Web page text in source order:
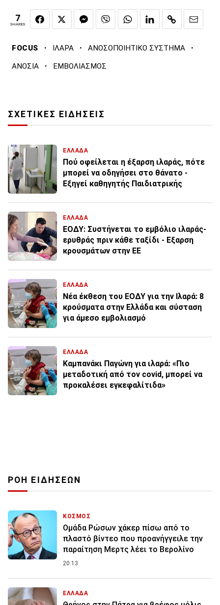
7
SHARES
FOCUS · ΙΛΑΡΑ · ΑΝΟΣΟΠΟΙΗΤΙΚΟ ΣΥΣΤΗΜΑ ·
ΑΝΟΣΙΑ · ΕΜΒΟΛΙΑΣΜΟΣ
ΣΧΕΤΙΚΕΣ ΕΙΔΗΣΕΙΣ
ΕΛΛΑΔΑ
Πού οφείλεται η έξαρση ιλαράς, πότε
μπορεί να οδηγήσει στο θάνατο -
Εξηγεί καθηγητής Παιδιατρικής
ΕΛΛΑΔΑ
ΕΟΔΥ: Συστήνεται το εμβόλιο ιλαράς-
ερυθράς πριν κάθε ταξίδι - Εξαρση
κρουσμάτων στην ΕΕ
ΕΛΛΑΔΑ
Νέα έκθεση του ΕΟΔΥ για την Ιλαρά: 8
κρούσματα στην Ελλάδα και σύσταση
για άμεσο εμβολιασμό
ΕΛΛΑΔΑ
Καμπανάκι Παγώνη για ιλαρά: «Πιο
μεταδοτική από τον covid, μπορεί να
προκαλέσει εγκεφαλίτιδα»
ΡΟΗ ΕΙΔΗΣΕΩΝ
ΚΟΣΜΟΣ
Ομάδα Ρώσων χάκερ πίσω από το
πλαστό βίντεο που προανήγγειλε την
παραίτηση Μερτς λέει το Βερολίνο
20:13
ΕΛΛΑΔΑ